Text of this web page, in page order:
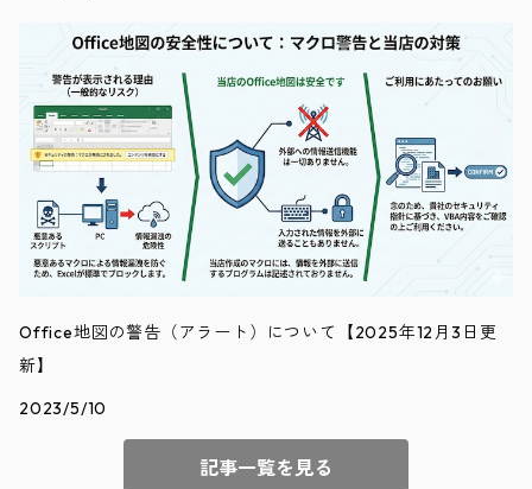
Office地図の警告（アラート）について【2025年12月3日更
新】
2023/5/10
記事一覧を見る